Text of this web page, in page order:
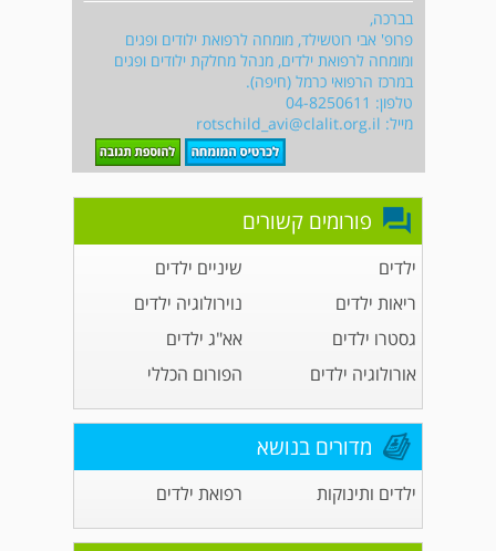
בברכה,
פרופ' אבי רוטשילד, מומחה לרפואת ילודים ופגים
ומומחה לרפואת ילדים, מנהל מחלקת ילודים ופגים
במרכז הרפואי כרמל (חיפה).
טלפון: 04-8250611
מייל: rotschild_avi@clalit.org.il
פורומים קשורים
ילדים
שיניים ילדים
ריאות ילדים
נוירולוגיה ילדים
גסטרו ילדים
אא"ג ילדים
אורולוגיה ילדים
הפורום הכללי
מדורים בנושא
ילדים ותינוקות רפואת ילדים